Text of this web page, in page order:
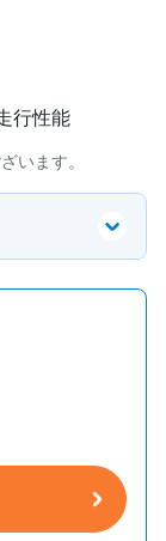
行性能
います。